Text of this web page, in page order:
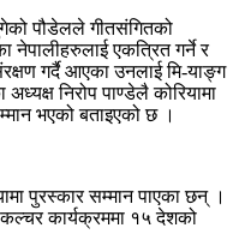
पौडेलले गीतसंगितको
नेपालीहरुलाई एकत्रित गर्ने र
गर्दै आएका उनलाई मि-याङ्ग
निरोप पाण्डेलै कोरियामा
भएको बताइएको छ ।
पुरस्कार सम्मान पाएका छन् ।
कार्यक्रममा १५ देशको